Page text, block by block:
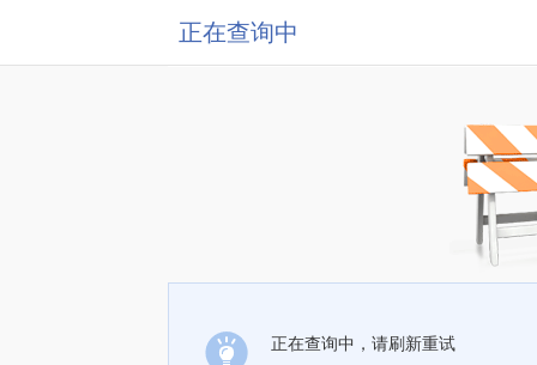
正在查询中
正在查询中，请刷新重试